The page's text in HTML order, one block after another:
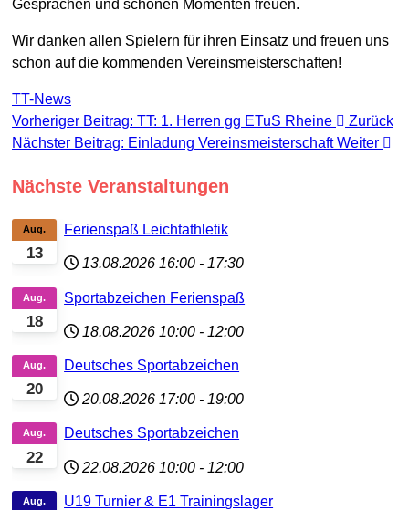
Gesprächen und schönen Momenten freuen.
Wir danken allen Spielern für ihren Einsatz und freuen uns
schon auf die kommenden Vereinsmeisterschaften!
TT-News
Vorheriger Beitrag: TT: 1. Herren gg ETuS Rheine
Zurück
Nächster Beitrag: Einladung VereinsmeisterschaftWeiter
Nächste Veranstaltungen
13
Aug. Ferienspaß Leichtathletik
13.08.2026 16:00 - 17:30
18
Aug. Sportabzeichen Ferienspaß
18.08.2026 10:00 - 12:00
20
Aug. Deutsches Sportabzeichen
20.08.2026 17:00 - 19:00
22
Aug. Deutsches Sportabzeichen
22.08.2026 10:00 - 12:00
Aug. U19 Turnier & E1 Trainingslager